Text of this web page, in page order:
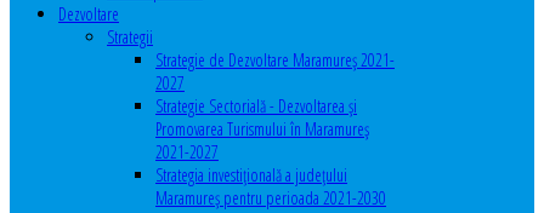
Dezvoltare
Strategii
Strategie de Dezvoltare Maramureș 2021-
2027
Strategie Sectorială - Dezvoltarea și
Promovarea Turismului în Maramureș
2021-2027
Strategia investiţională a județului
Maramureș pentru perioada 2021-2030